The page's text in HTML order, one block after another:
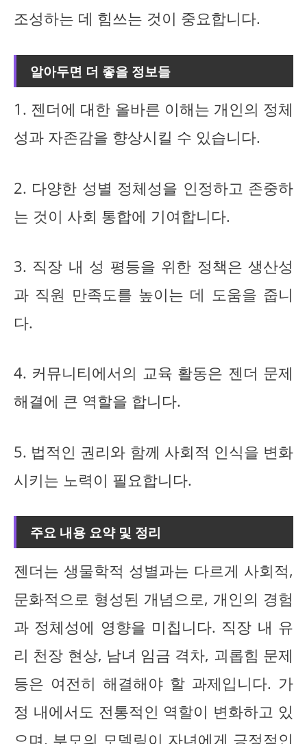
조성하는 데 힘쓰는 것이 중요합니다.
알아두면 더 좋을 정보들
1. 젠더에 대한 올바른 이해는 개인의 정체
성과 자존감을 향상시킬 수 있습니다.
2. 다양한 성별 정체성을 인정하고 존중하
는 것이 사회 통합에 기여합니다.
3. 직장 내 성 평등을 위한 정책은 생산성
과 직원 만족도를 높이는 데 도움을 줍니
다.
4. 커뮤니티에서의 교육 활동은 젠더 문제
해결에 큰 역할을 합니다.
5. 법적인 권리와 함께 사회적 인식을 변화
시키는 노력이 필요합니다.
주요 내용 요약 및 정리
젠더는 생물학적 성별과는 다르게 사회적,
문화적으로 형성된 개념으로, 개인의 경험
과 정체성에 영향을 미칩니다. 직장 내 유
리 천장 현상, 남녀 임금 격차, 괴롭힘 문제
등은 여전히 해결해야 할 과제입니다. 가
정 내에서도 전통적인 역할이 변화하고 있
으며, 부모의 모델링이 자녀에게 긍정적인